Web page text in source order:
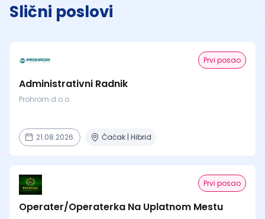
Slični poslovi
Prvi posao
Administrativni Radnik
Prohrom d.o.o.
21.08.2026. Čačak | Hibrid
Prvi posao
Operater/Operaterka Na Uplatnom Mestu